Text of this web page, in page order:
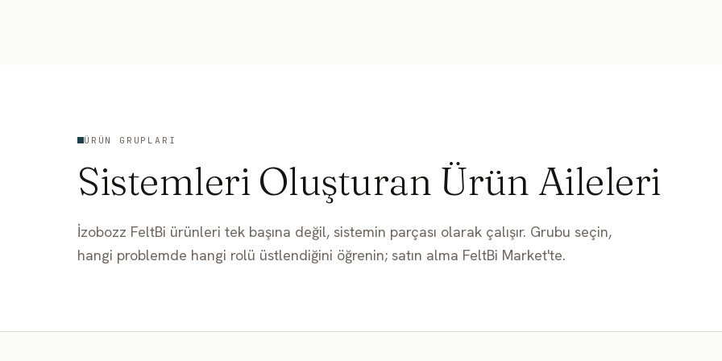
ÜRÜN GRUPLARI
Sistemleri Oluşturan Ürün Aileleri
İzobozz FeltBi ürünleri tek başına değil, sistemin parçası olarak çalışır. Grubu seçin,
hangi problemde hangi rolü üstlendiğini öğrenin; satın alma FeltBi Market'te.